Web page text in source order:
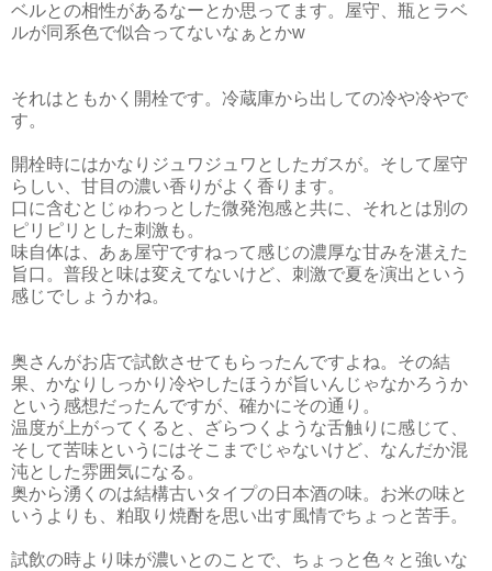
ベルとの相性があるなーとか思ってます。屋守、瓶とラベ
ルが同系色で似合ってないなぁとかw
それはともかく開栓です。冷蔵庫から出しての冷や冷やで
す。
開栓時にはかなりジュワジュワとしたガスが。そして屋守
らしい、甘目の濃い香りがよく香ります。
口に含むとじゅわっとした微発泡感と共に、それとは別の
ピリピリとした刺激も。
味自体は、あぁ屋守ですねって感じの濃厚な甘みを湛えた
旨口。普段と味は変えてないけど、刺激で夏を演出という
感じでしょうかね。
奥さんがお店で試飲させてもらったんですよね。その結
果、かなりしっかり冷やしたほうが旨いんじゃなかろうか
という感想だったんですが、確かにその通り。
温度が上がってくると、ざらつくような舌触りに感じて、
そして苦味というにはそこまでじゃないけど、なんだか混
沌とした雰囲気になる。
奥から湧くのは結構古いタイプの日本酒の味。お米の味と
いうよりも、粕取り焼酎を思い出す風情でちょっと苦手。
試飲の時より味が濃いとのことで、ちょっと色々と強いな